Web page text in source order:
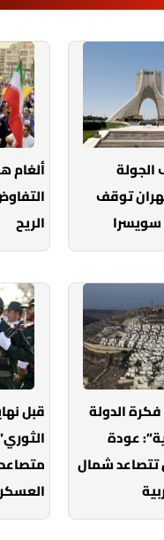
الجولة
توقف
سويسرا
ألغام
الريح
الدولة
عودة
تتصاعد شمال
قبل